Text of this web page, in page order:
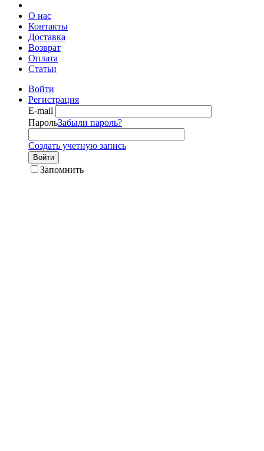
О нас
Контакты
Доставка
Возврат
Оплата
Статьи
Войти
Регистрация
E-mail
ПарольЗабыли пароль?
Создать учетную запись
Войти
Запомнить